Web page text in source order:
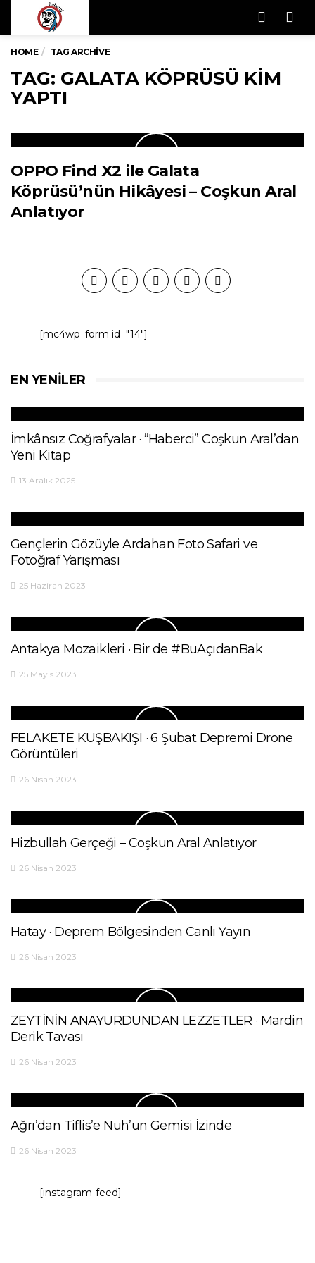
HOME TAG ARCHIVE
TAG: GALATA KÖPRÜSÜ KIM
YAPTI
OPPO Find X2 ile Galata
Köprüsü’nün Hikâyesi – Coşkun Aral
Anlatıyor
[mc4wp_form id="14"]
EN YENILER
İmkânsız Coğrafyalar · “Haberci” Coşkun Aral’dan
Yeni Kitap
13 Aralık 2025
Gençlerin Gözüyle Ardahan Foto Safari ve
Fotoğraf Yarışması
25 Haziran 2023
Antakya Mozaikleri · Bir de #BuAçıdanBak
25 Mayıs 2023
FELAKETE KUŞBAKIŞI · 6 Şubat Depremi Drone
Görüntüleri
26 Nisan 2023
Hizbullah Gerçeği – Coşkun Aral Anlatıyor
26 Nisan 2023
Hatay · Deprem Bölgesinden Canlı Yayın
26 Nisan 2023
ZEYTİNİN ANAYURDUNDAN LEZZETLER · Mardin
Derik Tavası
26 Nisan 2023
Ağrı’dan Tiflis’e Nuh’un Gemisi İzinde
26 Nisan 2023
[instagram-feed]